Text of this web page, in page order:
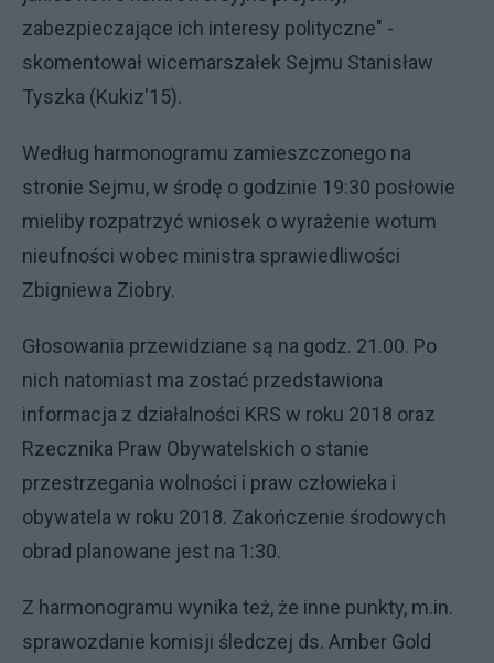
zabezpieczające ich interesy polityczne" -
skomentował wicemarszałek Sejmu Stanisław
Tyszka (Kukiz'15).
Według harmonogramu zamieszczonego na
stronie Sejmu, w środę o godzinie 19:30 posłowie
mieliby rozpatrzyć wniosek o wyrażenie wotum
nieufności wobec ministra sprawiedliwości
Zbigniewa Ziobry.
Głosowania przewidziane są na godz. 21.00. Po
nich natomiast ma zostać przedstawiona
informacja z działalności KRS w roku 2018 oraz
Rzecznika Praw Obywatelskich o stanie
przestrzegania wolności i praw człowieka i
obywatela w roku 2018. Zakończenie środowych
obrad planowane jest na 1:30.
Z harmonogramu wynika też, że inne punkty, m.in.
sprawozdanie komisji śledczej ds. Amber Gold